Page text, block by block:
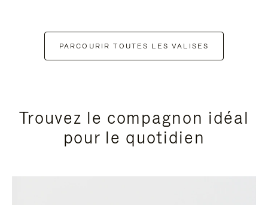
PARCOURIR TOUTES LES VALISES
Trouvez le compagnon idéal
pour le quotidien